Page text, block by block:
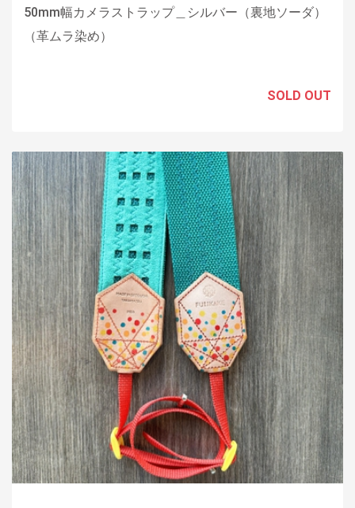
50mm幅カメラストラップ＿シルバー（裏地ソーダ）
（革ムラ染め）
SOLD OUT